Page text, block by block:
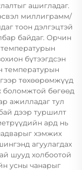
ашигладаг.
миллиграмм/
тоон дэлгэцтэй
байдаг. Орчин
бүтээгдсэн
температурын
төхөөрөмжүүд
боломжтой бөгөөд
ажилладаг тул
дээр туршилт
ард нь
хэмжих
агуулагдах
шууд холбоотой
усны чанарыг